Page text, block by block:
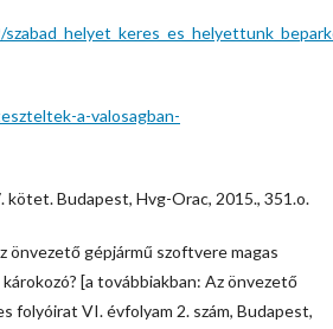
a-valosagban-
Budapest, Hvg-Orac, 2015., 351.o.
önvezető gépjármű szoftvere magas
[a továbbiakban: Az önvezető
folyóirat VI. évfolyam 2. szám, Budapest,